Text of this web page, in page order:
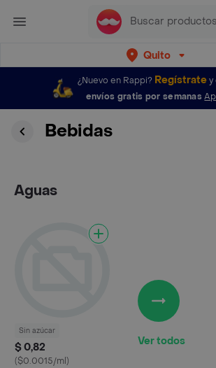
Quito
¿Nuevo en Rappi? Regístratey
envíos gratis por semanas
Bebidas
Aguas
Sin azúcar
$ 0,82
($0.0015/ml)
Ver todos